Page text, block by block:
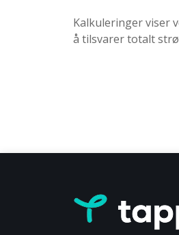
Kalkuleringer viser
å tilsvarer totalt